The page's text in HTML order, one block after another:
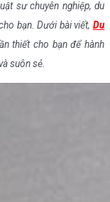
sư chuyên nghiệp, du
bạn. Dưới bài viết, Du
thiết cho bạn để hành
suôn sẻ.